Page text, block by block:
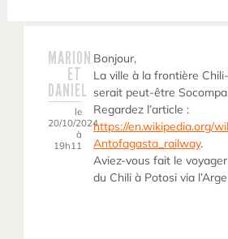
MARION
ET
DANIEL
le
20/10/2024
à
19h11
Bonjour,
La ville à la frontière
serait peut-être Socompa
Regardez l’article :
https://en.wikipedia.org/
Antofagasta_railway.
Aviez-vous fait le
du Chili à Potosi via